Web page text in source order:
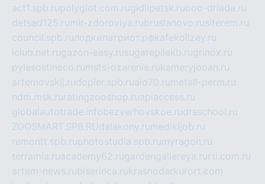
act1.spb.rupolyglot.com.rugidlipetsk.ruooo-driada.ru
detsad125.ru mir-zdoroviya.rubruslanovo.rusiterem.ru
council.spb.ruлодкипатриот.рфkafekolizey.ru
iclub.net.rugazon-easy.rusugarepilekb.rugrinox.ru
pylesostineco.ru msts-ozarenie.rukameryjooan.ru
artemovskij.rudopler.spb.ruaid70.ru metall-perm.ru
ndm.msk.ru ratingzooshop.ruapiaccess.ru
globalautotrade.info bezverhovskoe.rudrsschool.ru
ZOOSMART.SPB.RUdalakony.ru medikijob.ru
remontt.spb.ruphotostudia.spb.ru myragon.ru
terramia.ruacademy62.rugardengallereya.ru rti.com.ru
artem-news.rubiserinca.rukrasnodarkurort.com